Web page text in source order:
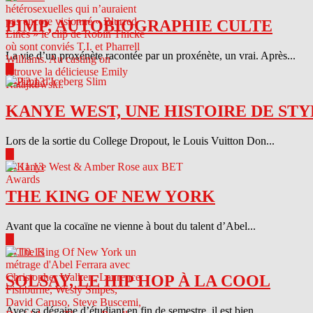
PIMP, AUTOBIOGRAPHIE CULTE
La vie d’un proxénète racontée par un proxénète, un vrai. Après...
04.12.13
KANYE WEST, UNE HISTOIRE DE
Lors de la sortie du College Dropout, le Louis Vuitton Don...
04.11.13
THE KING OF NEW YORK
Avant que la cocaïne ne vienne à bout du talent d’Abel...
04.10.13
SOLSAY, LE HIP HOP À LA COOL